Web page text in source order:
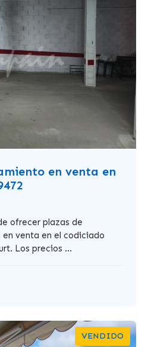
en venta en
ofrecer plazas de
venta en el codiciado
Los precios ...
VENDIDO